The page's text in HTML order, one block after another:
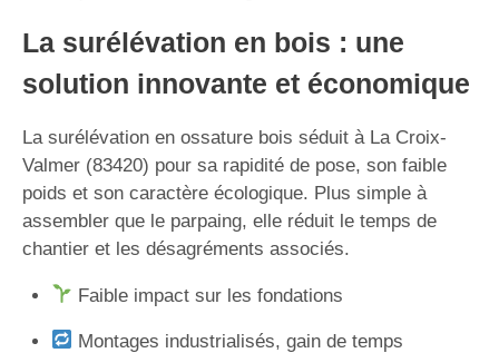
La surélévation en bois : une
solution innovante et économique
La surélévation en ossature bois séduit à La Croix-
Valmer (83420) pour sa rapidité de pose, son faible
poids et son caractère écologique. Plus simple à
assembler que le parpaing, elle réduit le temps de
chantier et les désagréments associés.
Faible impact sur les fondations
Montages industrialisés, gain de temps